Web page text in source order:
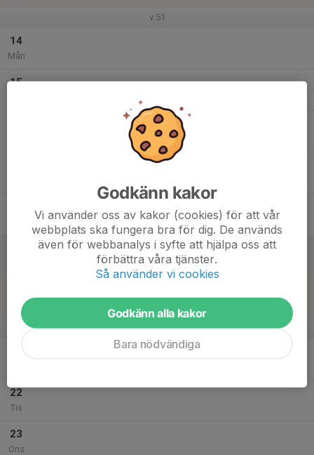
v.51
14
Mån
15
Sön
v.52
22
Tis
23
Ons
Godkänn kakor
Vi använder oss av kakor (cookies) för att vår
webbplats ska fungera bra för dig. De används
även för webbanalys i syfte att hjälpa oss att
förbättra våra tjänster.
Så använder vi cookies
Godkänn alla kakor
Bara nödvändiga